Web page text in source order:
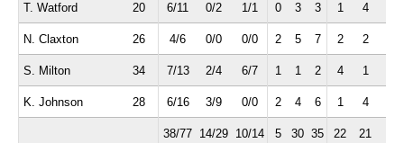
T. Watford 20 6/11 0/2 1/1 0 3 3 1 4
N. Claxton 26 4/6 0/0 0/0 2 5 7 2 2
S. Milton 34 7/13 2/4 6/7 1 1 2 4 1
K. Johnson 28 6/16 3/9 0/0 2 4 6 1 4
38/77 14/29 10/14 5 30 35 22 21